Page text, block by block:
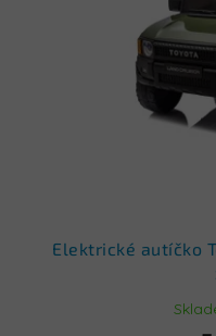
Elektrické autíčko